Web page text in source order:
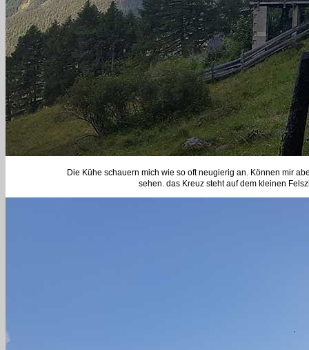
Die Kühe schauern mich wie so oft neugierig an. Können mir
sehen. das Kreuz steht auf dem kleinen